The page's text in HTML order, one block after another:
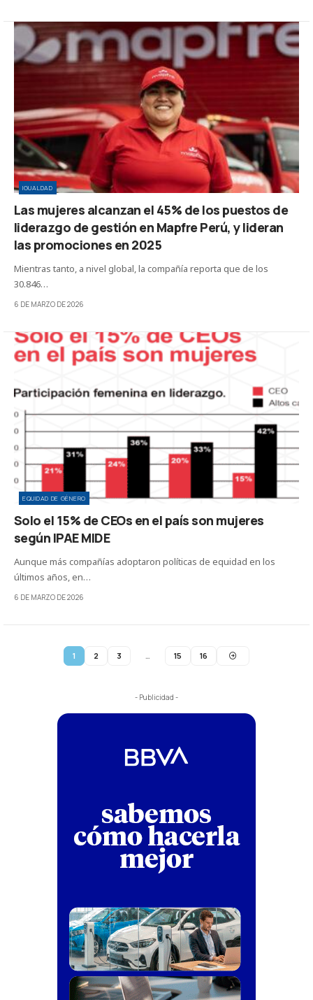
IGUALDAD
Las mujeres alcanzan el 45% de los puestos de
liderazgo de gestión en Mapfre Perú, y lideran
las promociones en 2025
Mientras tanto, a nivel global, la compañía reporta que de los
30.846…
6 DE MARZO DE 2026
EQUIDAD DE GÉNERO
Solo el 15% de CEOs en el país son mujeres
según IPAE MIDE
Aunque más compañías adoptaron políticas de equidad en los
últimos años, en…
6 DE MARZO DE 2026
1 2 3 … 15 16
- Publicidad -